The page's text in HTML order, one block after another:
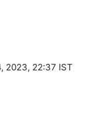
2023, 22:37 IST